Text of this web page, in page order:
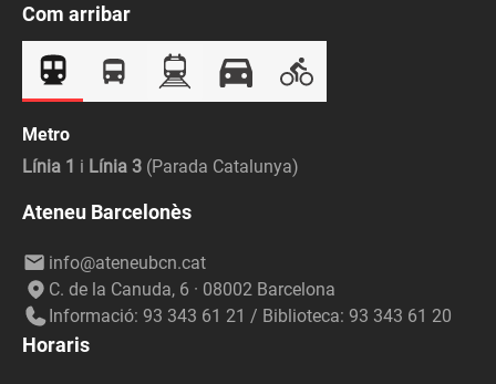
Com arribar
Metro
Línia 1 i Línia 3 (Parada Catalunya)
Ateneu Barcelonès
info@ateneubcn.cat
C. de la Canuda, 6 · 08002 Barcelona
Informació: 93 343 61 21 / Biblioteca: 93 343 61 20
Horaris